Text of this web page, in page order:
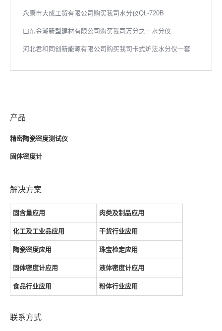
永康市大成工贸有限公司购买我司水分仪QL-720B
山东金潮新型建材有限公司购买我司万分之一水分仪
河北君和同创新能源有限公司购买我司卡式炉法水分仪一套
产品
精密陶瓷密度测试仪
固体密度计
解决方案
固含量应用 肉类及制品应用
化工及工业品应用 干货行业应用
陶瓷密度应用 珠宝检定应用
固体密度计应用 液体密度计应用
食品行业应用 粉体行业应用
联系方式